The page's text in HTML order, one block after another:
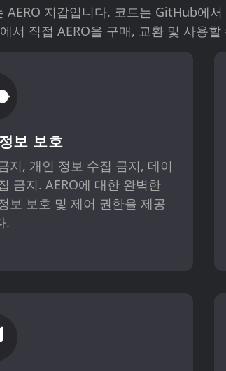
지갑입니다. 코드는 GitHub에
서 직접 AERO을 구매, 교환 및 사용할
보 보호
지, 개인 정보 수집 금지, 데이
금지. AERO에 대한 완벽한
보 보호 및 제어 권한을 제공
.